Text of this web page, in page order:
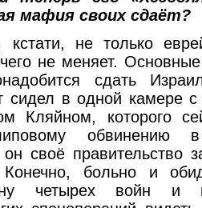
мафия своих сдаёт?
не только
не меняет.
сдать
сидел в одной камере с
Кляйном, которого
обвинению
своё правительство
больно и
четырех войн и